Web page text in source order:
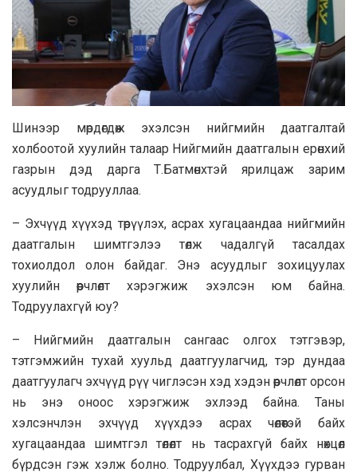
Шинээр мөрдөгдөж эхэлсэн нийгмийн даатгалтай
холбоотой хуулийн талаар Нийгмийн даатгалын ерөнхий
газрын дэд дарга Т.Батмөнхтэй ярилцаж зарим
асуудлыг тодрууллаа.
– Эхчүүд хүүхэд төрүүлэх, асрах хугацаандаа нийгмийн
даатгалын шимтгэлээ төлж чадалгүй тасалдах
тохиолдол олон байдаг. Энэ асуудлыг зохицуулах
хуулийн өөрчлөлт хэрэгжиж эхэлсэн юм байна.
Тодруулахгүй юу?
– Нийгмийн даатгалын сангаас олгох тэтгэвэр,
тэтгэмжийн тухай хуульд даатгуулагчид, тэр дундаа
даатгуулагч эхчүүд рүү чиглэсэн хэд хэдэн өөрчлөлт орсон
нь энэ оноос хэрэгжиж эхлээд байна. Таны
хэлсэнчлэн эхчүүд хүүхдээ асрах чөлөөтэй байх
хугацаандаа шимтгэл төлөлт нь тасрахгүй байх нөхцөл
бүрдсэн гэж хэлж болно. Тодруулбал, Хүүхдээ гурван